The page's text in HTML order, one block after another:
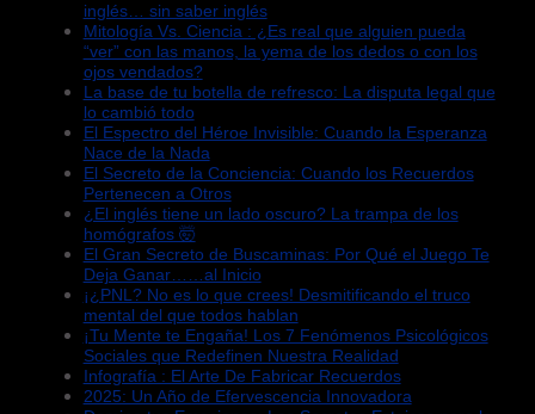
inglés… sin saber inglés
Mitología Vs. Ciencia : ¿Es real que alguien pueda
“ver” con las manos, la yema de los dedos o con los
ojos vendados?
La base de tu botella de refresco: La disputa legal que
lo cambió todo
El Espectro del Héroe Invisible: Cuando la Esperanza
Nace de la Nada
El Secreto de la Conciencia: Cuando los Recuerdos
Pertenecen a Otros
¿El inglés tiene un lado oscuro? La trampa de los
homógrafos 🤯
El Gran Secreto de Buscaminas: Por Qué el Juego Te
Deja Ganar……al Inicio
¡¿PNL? No es lo que crees! Desmitificando el truco
mental del que todos hablan
¡Tu Mente te Engaña! Los 7 Fenómenos Psicológicos
Sociales que Redefinen Nuestra Realidad
Infografía : El Arte De Fabricar Recuerdos
2025: Un Año de Efervescencia Innovadora